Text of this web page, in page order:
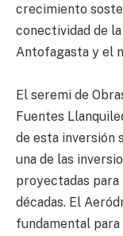
crecimiento
conectividad de
Antofagasta y el
El seremi de
Fuentes
de esta inversión
una de las
proyectadas
décadas. El
fundamental